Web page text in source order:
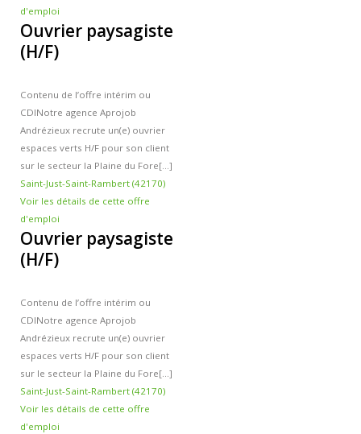
d'emploi
Ouvrier paysagiste
(H/F)
Contenu de l’offre intérim ou
CDINotre agence Aprojob
Andrézieux recrute un(e) ouvrier
espaces verts H/F pour son client
sur le secteur la Plaine du Fore[...]
Saint-Just-Saint-Rambert (42170)
Voir les détails de cette offre
d'emploi
Ouvrier paysagiste
(H/F)
Contenu de l’offre intérim ou
CDINotre agence Aprojob
Andrézieux recrute un(e) ouvrier
espaces verts H/F pour son client
sur le secteur la Plaine du Fore[...]
Saint-Just-Saint-Rambert (42170)
Voir les détails de cette offre
d'emploi